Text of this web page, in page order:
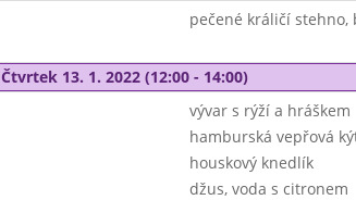
pečené králičí stehno,
Čtvrtek 13. 1. 2022 (12:00 - 14:00)
vývar s rýží a hráškem
hamburská vepřová
houskový knedlík
džus, voda s citronem